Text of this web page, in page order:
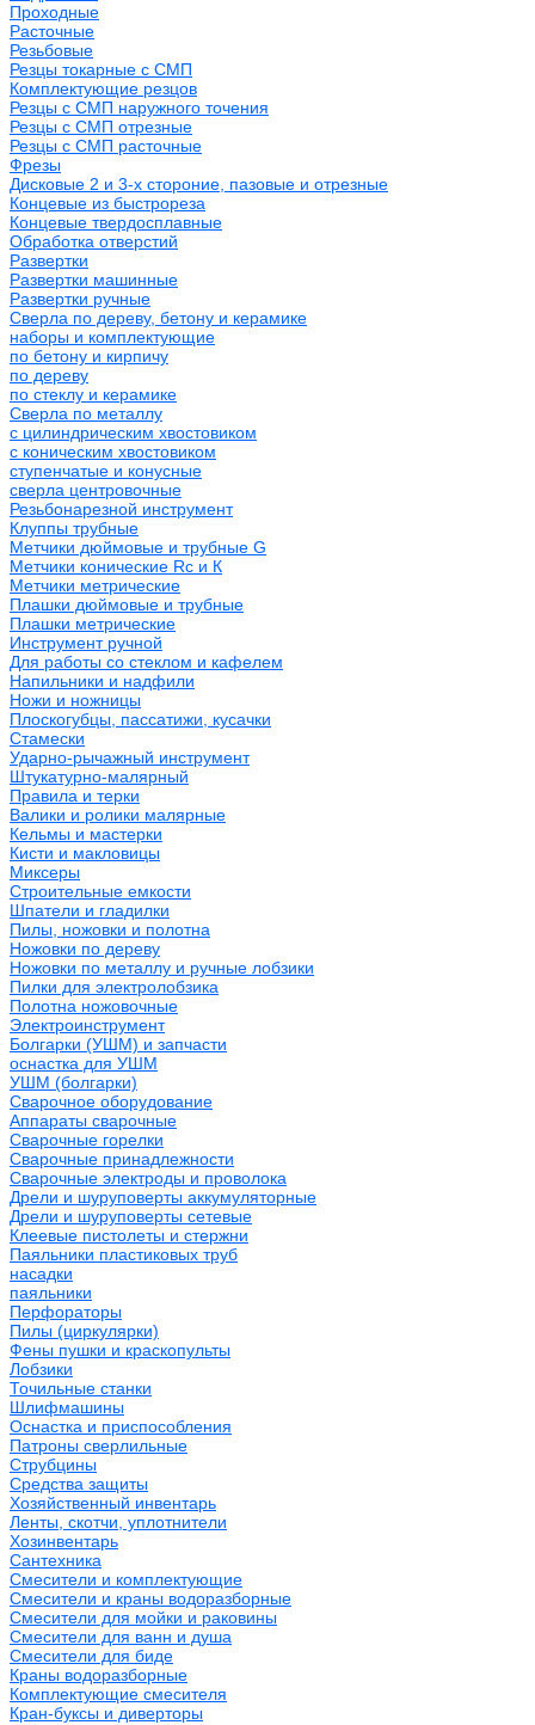
Проходные
Расточные
Резьбовые
Резцы токарные с СМП
Комплектующие резцов
Резцы с СМП наружного точения
Резцы с СМП отрезные
Резцы с СМП расточные
Фрезы
Дисковые 2 и 3-х стороние, пазовые и отрезные
Концевые из быстрореза
Концевые твердосплавные
Обработка отверстий
Развертки
Развертки машинные
Развертки ручные
Сверла по дереву, бетону и керамике
наборы и комплектующие
по бетону и кирпичу
по дереву
по стеклу и керамике
Сверла по металлу
c цилиндрическим хвостовиком
c коническим хвостовиком
cтупенчатые и конусные
сверла центровочные
Резьбонарезной инструмент
Клуппы трубные
Метчики дюймовые и трубные G
Метчики конические Rc и К
Метчики метрические
Плашки дюймовые и трубные
Плашки метрические
Инструмент ручной
Для работы со стеклом и кафелем
Напильники и надфили
Ножи и ножницы
Плоскогубцы, пассатижи, кусачки
Стамески
Ударно-рычажный инструмент
Штукатурно-малярный
Правила и терки
Валики и ролики малярные
Кельмы и мастерки
Кисти и макловицы
Миксеры
Строительные емкости
Шпатели и гладилки
Пилы, ножовки и полотна
Ножовки по дереву
Ножовки по металлу и ручные лобзики
Пилки для электролобзика
Полотна ножовочные
Электроинструмент
Болгарки (УШМ) и запчасти
оснастка для УШМ
УШМ (болгарки)
Сварочное оборудование
Аппараты сварочные
Сварочные горелки
Сварочные принадлежности
Сварочные электроды и проволока
Дрели и шуруповерты аккумуляторные
Дрели и шуруповерты сетевые
Клеевые пистолеты и стержни
Паяльники пластиковых труб
насадки
паяльники
Перфораторы
Пилы (циркулярки)
Фены пушки и краскопульты
Лобзики
Точильные станки
Шлифмашины
Оснастка и приспособления
Патроны сверлильные
Струбцины
Средства защиты
Хозяйственный инвентарь
Ленты, скотчи, уплотнители
Хозинвентарь
Сантехника
Смесители и комплектующие
Смесители и краны водоразборные
Смесители для мойки и раковины
Смесители для ванн и душа
Смесители для биде
Краны водоразборные
Комплектующие смесителя
Кран-буксы и диверторы